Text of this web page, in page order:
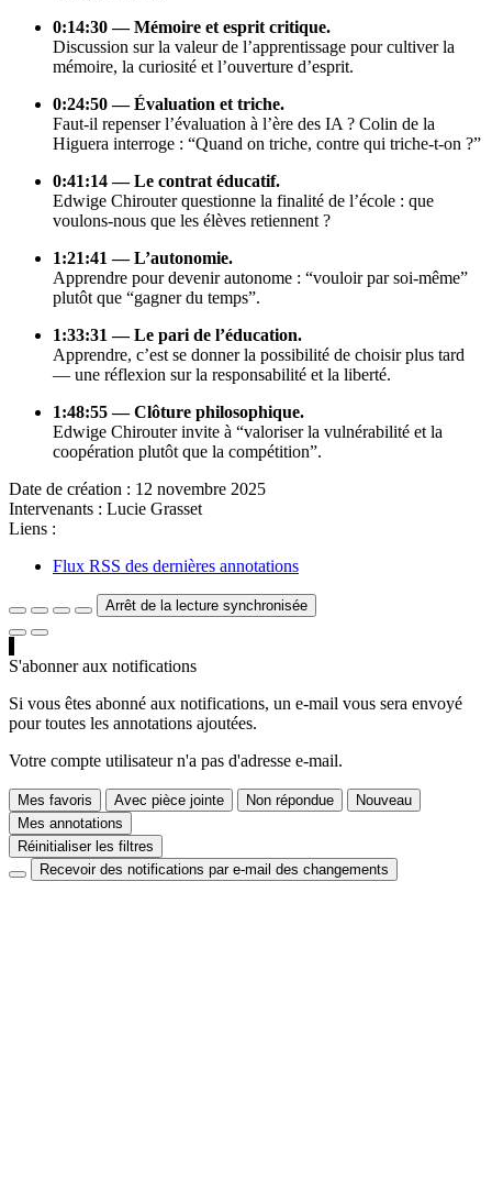
0:14:30 — Mémoire et esprit critique.
Discussion sur la valeur de l’apprentissage pour cultiver la
mémoire, la curiosité et l’ouverture d’esprit.
0:24:50 — Évaluation et triche.
Faut-il repenser l’évaluation à l’ère des IA ? Colin de la
Higuera interroge : “Quand on triche, contre qui triche-t-on ?”
0:41:14 — Le contrat éducatif.
Edwige Chirouter questionne la finalité de l’école : que
voulons-nous que les élèves retiennent ?
1:21:41 — L’autonomie.
Apprendre pour devenir autonome : “vouloir par soi-même”
plutôt que “gagner du temps”.
1:33:31 — Le pari de l’éducation.
Apprendre, c’est se donner la possibilité de choisir plus tard
— une réflexion sur la responsabilité et la liberté.
1:48:55 — Clôture philosophique.
Edwige Chirouter invite à “valoriser la vulnérabilité et la
coopération plutôt que la compétition”.
Date de création : 12 novembre 2025
Intervenants : Lucie Grasset
Liens :
Flux RSS des dernières annotations
Arrêt de la lecture synchronisée
S'abonner aux notifications
Si vous êtes abonné aux notifications, un e-mail vous sera envoyé
pour toutes les annotations ajoutées.
Votre compte utilisateur n'a pas d'adresse e-mail.
Mes favoris Avec pièce jointe Non répondue
Nouveau
Mes annotations
Réinitialiser les filtres
Recevoir des notifications par e-mail des changements